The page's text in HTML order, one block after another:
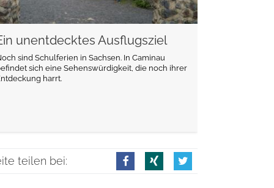
unentdecktes Ausflugsziel
sind Schulferien in Sachsen. In Caminau
sich eine Sehenswürdigkeit, die noch ihrer
harrt.
teilen bei: